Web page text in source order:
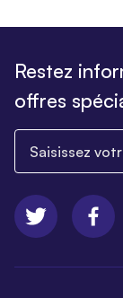
Restez
offres